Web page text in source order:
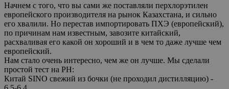
Начнем с того, что вы сами же поставляли перхлорэтилен
европейского производителя на рынок Казахстана, и сильно
его хвалили. Но перестав импортировать ПХЭ (европейский),
по причинам нам известным, завозите китайский,
расхваливая его какой он хороший и в чем то даже лучше чем
европейский.
Нам стало очень интересно, чем же он лучше. Мы сделали
простой тест на РН:
Китай SINO свежий из бочки (не проходил дистилляцию) -